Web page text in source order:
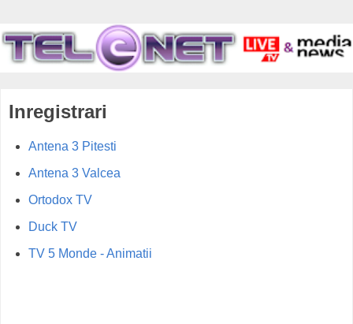
Inregistrari
Antena 3 Pitesti
Antena 3 Valcea
Ortodox TV
Duck TV
TV 5 Monde - Animatii